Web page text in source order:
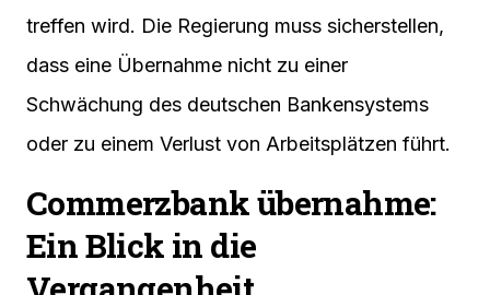
treffen wird. Die Regierung muss sicherstellen,
dass eine Übernahme nicht zu einer
Schwächung des deutschen Bankensystems
oder zu einem Verlust von Arbeitsplätzen führt.
Commerzbank übernahme:
Ein Blick in die